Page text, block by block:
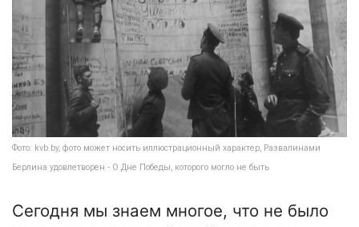
Фото: kvb.by, фото может носить иллюстрационный характер, Развалинами
Берлина удовлетворен - О Дне Победы, которого могло не быть
Сегодня мы знаем многое, что не было